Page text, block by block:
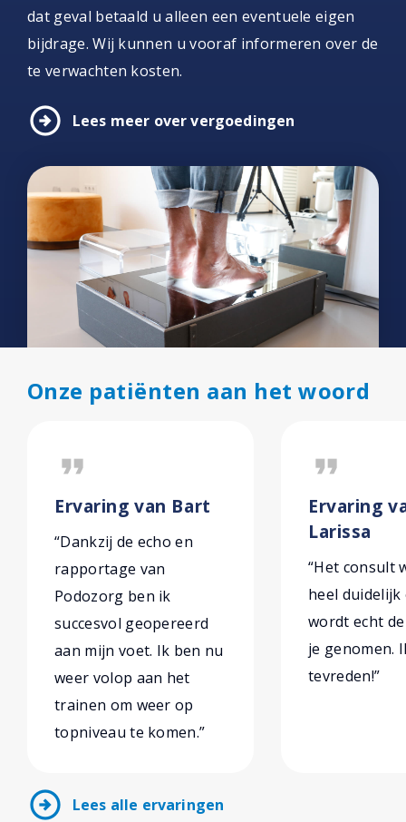
dat geval betaald u alleen een eventuele eigen
bijdrage. Wij kunnen u vooraf informeren over de
te verwachten kosten.
arrow_circle_right Lees meer over vergoedingen
Onze patiënten aan het woord
format_quote
Ervaring van Bart
“Dankzij de echo en
rapportage van
Podozorg ben ik
succesvol geopereerd
aan mijn voet. Ik ben nu
weer volop aan het
trainen om weer op
topniveau te komen.”
format_quote
Ervaring
Larissa
“Het consult
heel duidelijk
wordt echt
je genomen.
tevreden!”
arrow_circle_right Lees alle ervaringen